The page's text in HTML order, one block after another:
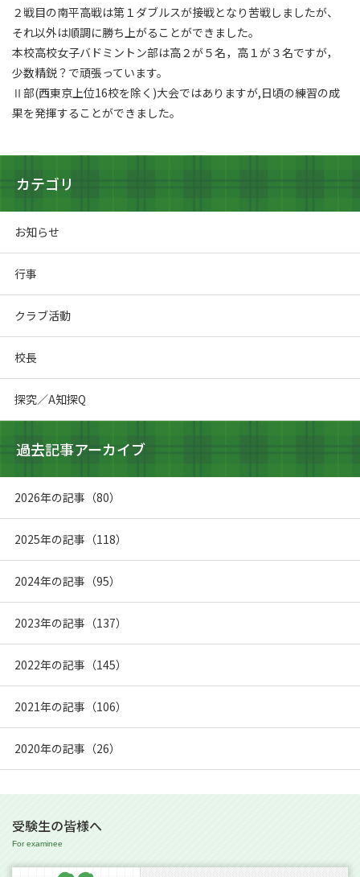
２戦目の南平高戦は第１ダブルスが接戦となり苦戦しましたが、
それ以外は順調に勝ち上がることができました。
本校高校女子バドミントン部は高２が５名，高１が３名ですが，
少数精鋭？で頑張っています。
Ⅱ部(西東京上位16校を除く)大会ではありますが,日頃の練習の成
果を発揮することができました。
カテゴリ
お知らせ
行事
クラブ活動
校長
探究／A知探Q
過去記事アーカイブ
2026年の記事（80）
2025年の記事（118）
2024年の記事（95）
2023年の記事（137）
2022年の記事（145）
2021年の記事（106）
2020年の記事（26）
受験生の皆様へ